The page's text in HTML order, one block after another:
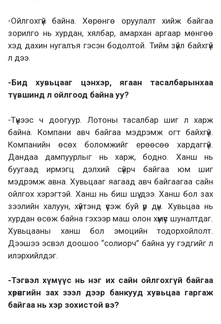
-Ойлгохгүй байна. Хөрөнгө оруулалт хийж байгаа
зорилго нь хурдан, хялбар, амархан аргаар мөнгөө
хэд дахин нугалъя гэсэн бодолтой. Тийм зүйл байхгүй
л дээ.
-Бид хувьцааг цэнхэр, ягаан тасалбарынхаа
түвшинд л ойлгоод байна уу?
-Түүнээс ч доогуур. Лотоны тасалбар шиг л харж
байна. Компани авч байгаа мэдрэмж огт байхгүй.
Компанийн өсөх боломжийг ерөөсөө хардаггүй.
Дандаа дампуурлыг нь харж, бодно. Ханш нь
буугаад ирмэгц дэлхий сүйрч байгаа юм шиг
мэдрэмж авна. Хувьцааг яагаад авч байгаагаа сайн
ойлгох хэрэгтэй. Ханш нь биш шүү дээ. Ханш бол зах
зээлийн халуун, хүйтэнд үүсэж буй үр дүн. Хувьцаа нь
хурдан өсөж байна гэхээр маш олон хүмүүс шуналтдаг.
Хувьцааны ханш бол эмоцийн тодорхойлолт.
Дээшээ эсвэл доошоо “солиорч” байна уу гэдгийг л
илэрхийлдэг.
-Тэгвэл хүмүүс нь нэг их сайн ойлгохгүй байгаа
хөрөнгийн зах зээл дээр банкууд хувьцаа гаргаж
байгаа нь хэр зохистой вэ?